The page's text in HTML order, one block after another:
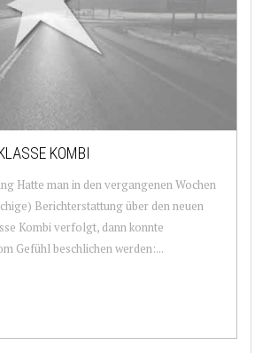
KOMBI
Hatte man in den vergangenen Wochen
Berichterstattung über den neuen
Kombi verfolgt, dann konnte
Gefühl beschlichen werden:...